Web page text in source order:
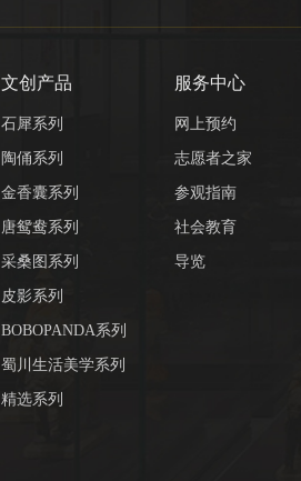
文创产品
石犀系列
陶俑系列
金香囊系列
唐鸳鸯系列
采桑图系列
皮影系列
BOBOPANDA系列
蜀川生活美学系列
精选系列
服务中心
网上预约
志愿者之家
参观指南
社会教育
导览